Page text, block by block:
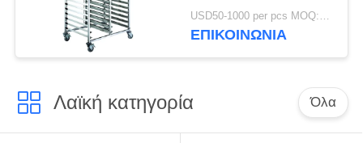
καροτσακιών ραφιών
δίσκων αρτοποιείων
USD50-1000 per pcs MOQ:1pcs
ΕΠΙΚΟΙΝΩΝΊΑ
Λαϊκή κατηγορία Όλα